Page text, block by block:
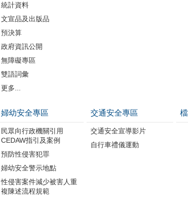
統計資料
文宣品及出版品
預決算
政府資訊公開
無障礙專區
雙語詞彙
更多...
婦幼安全專區
民眾向行政機關引用
CEDAW指引及案例
預防性侵害犯罪
婦幼安全警示地點
性侵害案件減少被害人重
複陳述流程規範
交通安全專區
交通安全宣導影片
自行車禮儀運動